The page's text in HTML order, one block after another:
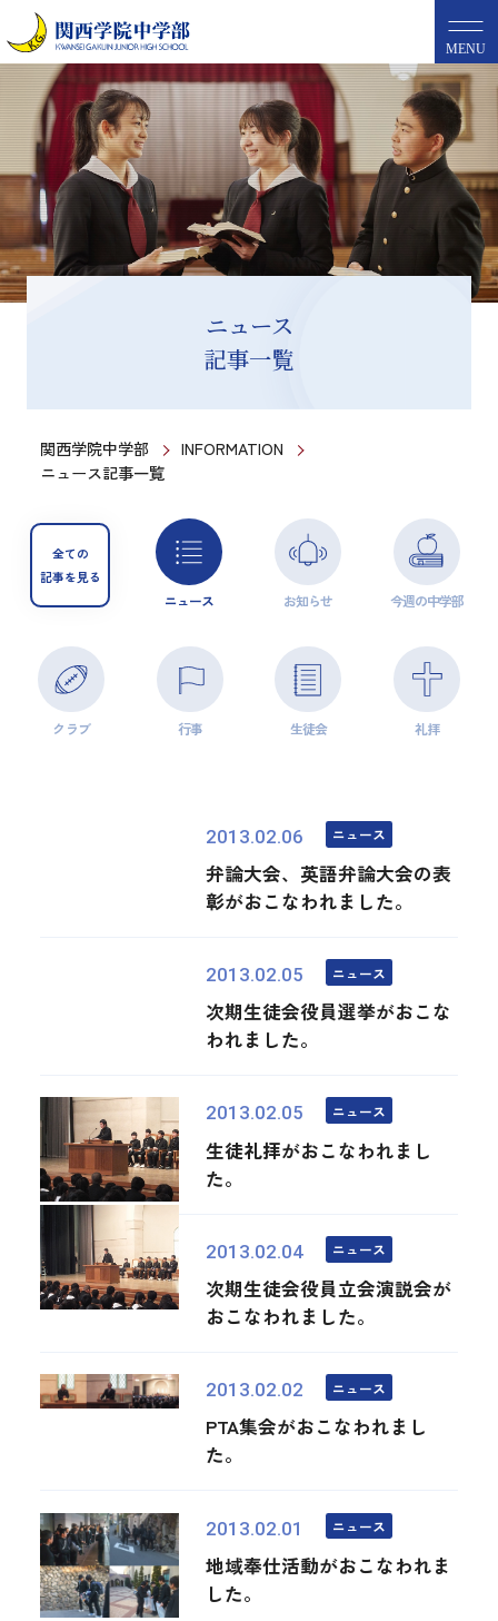
MENU
ニュース
記事一覧
関西学院中学部
INFORMATION
ニュース記事一覧
全ての
記事を見る
ニュース お知らせ 今週の中学部
クラブ 行事 生徒会 礼拝
2013.02.06 ニュース
弁論大会、英語弁論大会の表
彰がおこなわれました。
2013.02.05 ニュース
次期生徒会役員選挙がおこな
われました。
2013.02.05 ニュース
生徒礼拝がおこなわれまし
た。
2013.02.04 ニュース
次期生徒会役員立会演説会が
おこなわれました。
2013.02.02 ニュース
PTA集会がおこなわれまし
た。
2013.02.01 ニュース
地域奉仕活動がおこなわれま
した。